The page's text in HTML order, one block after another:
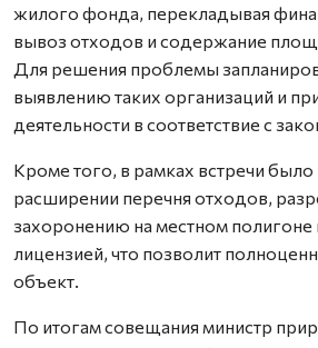
жилого фонда, перекладывая
вывоз отходов и содержание
Для решения проблемы
выявлению таких организаций и
деятельности в соответствие с
Кроме того, в рамках встречи
расширении перечня отходов,
захоронению на местном полигоне
лицензией, что позволит
объект.
По итогам совещания министр